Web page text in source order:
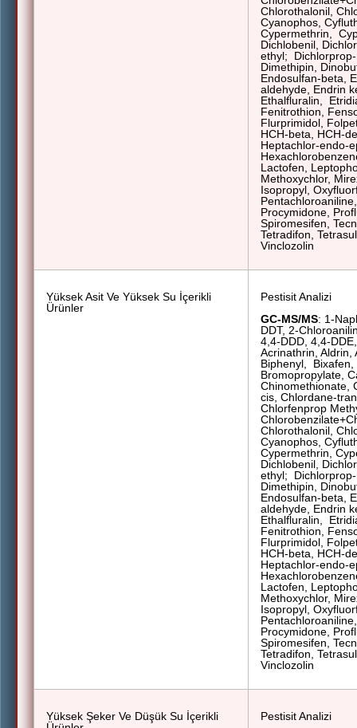
Chlorothalonil,
Cyanophos,
Cypermethrin,
Dichlobenil,
ethyl;
Dimethipin,
Endosulfan-beta,
aldehyde, Endrin
Ethalfluralin,
Fenitrothion,
Flurprimidol,
HCH-beta, HCH-
Heptachlor-endo-
Lactofen,
Methoxychlor,
Isopropyl,
Procymidone,
Spiromesifen,
Tetradifon,
Vinclozolin
Yüksek Asit Ve Yüksek Su İçerikli
Ürünler
Pestisit Analizi
GC-MS/MS: 1-
DDT, 2-
4,4-DDD, 4,4-
Acrinathrin, Aldrin,
Biphenyl,
Bromopropylate,
Chinomethionate,
cis, Chlordane-
Chlorfenprop
Chlorothalonil,
Cyanophos,
Cypermethrin,
Dichlobenil,
ethyl;
Dimethipin,
Endosulfan-beta,
aldehyde, Endrin
Ethalfluralin,
Fenitrothion,
Flurprimidol,
HCH-beta, HCH-
Heptachlor-endo-
Lactofen,
Methoxychlor,
Isopropyl,
Procymidone,
Spiromesifen,
Tetradifon,
Vinclozolin
Yüksek Şeker Ve Düşük Su İçerikli
Pestisit Analizi